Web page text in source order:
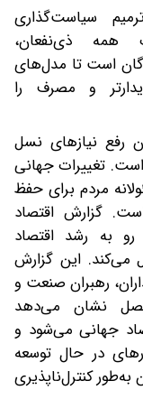
سیاست‌گذاری
همه ذی‌نفعان،
است تا مدل‌های
و مصرف را
رفع نیازهای نسل
تغییرات جهانی
مردم برای حفظ
گزارش اقتصاد
رو به رشد اقتصاد
می‌کند. این گزارش
رهبران صنعت و
نشان می‌دهد‌
جهانی می‌شود و
در حال توسعه
کنترل‌ناپذیری